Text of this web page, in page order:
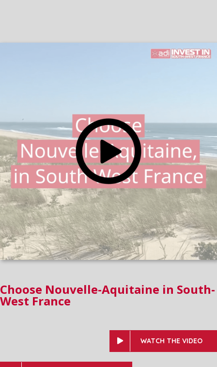
Choose Nouvelle-Aquitaine in South-
West France
WATCH THE VIDEO